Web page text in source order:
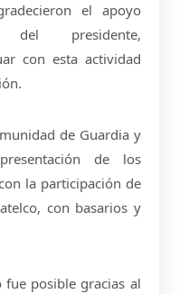
el apoyo
presidente,
con esta actividad
de Guardia y
de los
la participación de
con basarios y
fue posible gracias al